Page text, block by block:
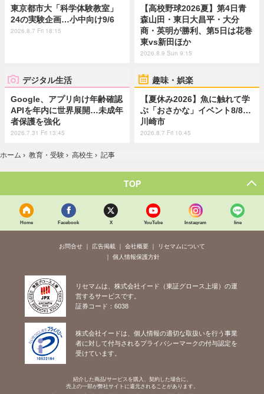
東京都市大「科学体験教室」
24の実験企画…小中向け9/6
2026.8.7 Fri 18:15
【高校野球2026夏】第4日青
森山田・東日大昌平・大分
商・英明が勝利、第5日は花巻
東vs新田ほか
2026.8.9 Sun 9:15
デジタル生活
Google、アプリ向け年齢確認
APIを年内に世界展開…未成年
者保護を強化
2026.7.31 Fri 13:45
趣味・娯楽
【夏休み2026】魚に触れて学
ぶ「おさかな」イベント8/8…
川崎市
2026.8.7 Fri 10:45
ホーム › 教育・受験 › 高校生 › 記事
TOP
Home Facebook X YouTube Instagram line
お問合せ 広告掲載 会社概要
リセマムについて
個人情報保護方針
リセマムは、株式会社イード（東証グロース上場）の運
営するサービスです。
証券コード：6038
株式会社イードは、個人情報の適切な取扱いを行う事業
者に対して付与されるプライバシーマークの付与認定を
受けています。
紹介した商品/サービスを購入、契約した場合に、
売上の一部が弊社サイトに還元されることがあります。